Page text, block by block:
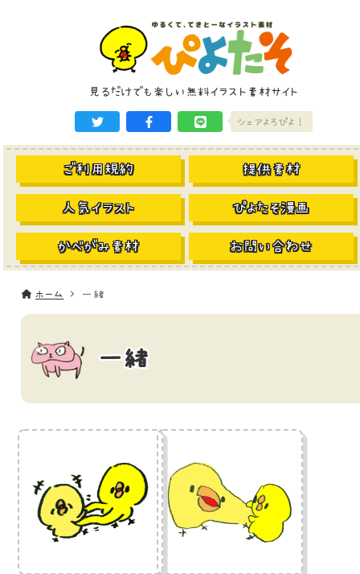
見るだけでも楽しい無料イラスト素材サイト
シェアよろぴよ！
ご利用規約 提供素材
人気イラスト ぴよたそ漫画
かべがみ素材 お問い合わせ
ホーム 一緒
一緒